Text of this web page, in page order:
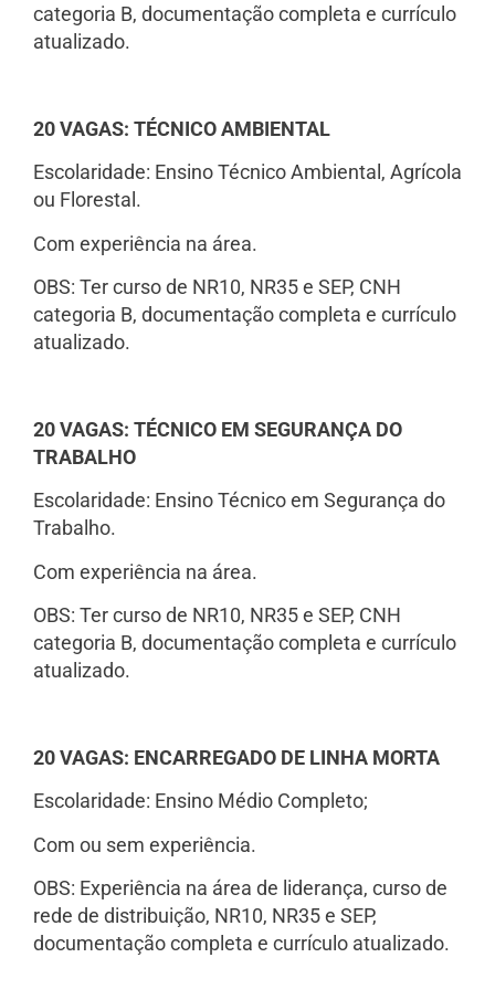
categoria B, documentação completa e currículo
atualizado.
20 VAGAS: TÉCNICO AMBIENTAL
Escolaridade: Ensino Técnico Ambiental, Agrícola
ou Florestal.
Com experiência na área.
OBS: Ter curso de NR10, NR35 e SEP, CNH
categoria B, documentação completa e currículo
atualizado.
20 VAGAS: TÉCNICO EM SEGURANÇA DO
TRABALHO
Escolaridade: Ensino Técnico em Segurança do
Trabalho.
Com experiência na área.
OBS: Ter curso de NR10, NR35 e SEP, CNH
categoria B, documentação completa e currículo
atualizado.
20 VAGAS: ENCARREGADO DE LINHA MORTA
Escolaridade: Ensino Médio Completo;
Com ou sem experiência.
OBS: Experiência na área de liderança, curso de
rede de distribuição, NR10, NR35 e SEP,
documentação completa e currículo atualizado.